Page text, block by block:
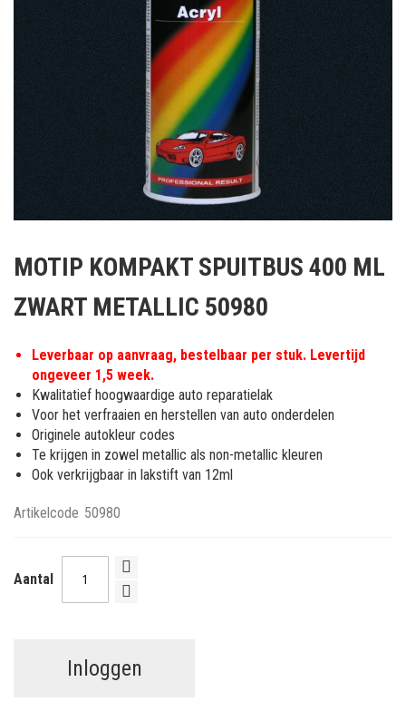
het
van
afbeeldingen-
gallerij
MOTIP KOMPAKT SPUITBUS 400 ML
ZWART METALLIC 50980
Leverbaar op aanvraag, bestelbaar per stuk. Levertijd
ongeveer 1,5 week.
Kwalitatief hoogwaardige auto reparatielak
Voor het verfraaien en herstellen van auto onderdelen
Originele autokleur codes
Te krijgen in zowel metallic als non-metallic kleuren
Ook verkrijgbaar in lakstift van 12ml
Artikelcode 50980
Aantal
Inloggen